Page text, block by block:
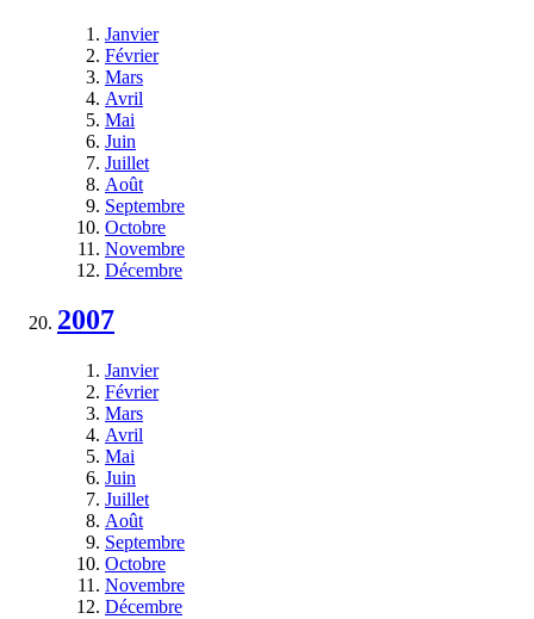
Janvier
Février
Mars
Avril
Mai
Juin
Juillet
Août
Septembre
Octobre
Novembre
Décembre
2007
Janvier
Février
Mars
Avril
Mai
Juin
Juillet
Août
Septembre
Octobre
Novembre
Décembre